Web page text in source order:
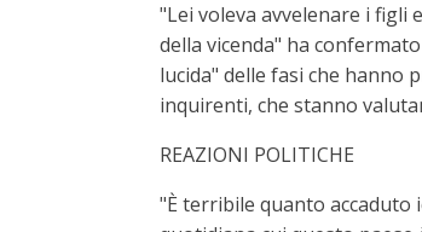
"Lei voleva avvelenare i
della vicenda" ha
lucida" delle fasi che hanno
inquirenti, che stanno
REAZIONI POLITICHE
"È terribile quanto